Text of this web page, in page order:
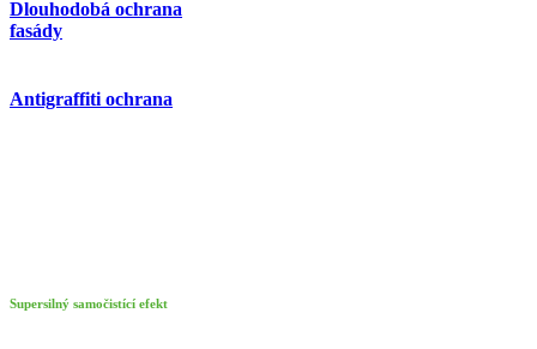
Dlouhodobá ochrana
fasády
Antigraffiti ochrana
Supersilný samočistící efekt